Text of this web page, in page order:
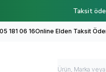
Taksit
181 06 16Online Elden Taksit